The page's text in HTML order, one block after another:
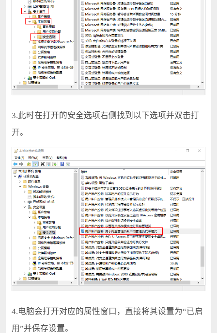
3.此时在打开的安全选项右侧找到以下选项并双击打
开。
4.电脑会打开对应的属性窗口，直接将其设置为“已启
用”并保存设置。